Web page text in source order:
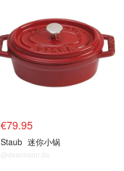
€79.95
Staub 迷你小锅
@dealmoon.de